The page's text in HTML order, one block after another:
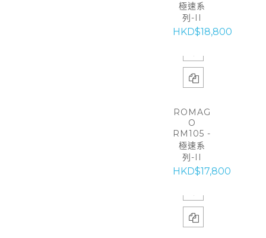
極速系
列-II
HKD$18,800
ROMAG
O
RM105 -
極速系
列-II
HKD$17,800